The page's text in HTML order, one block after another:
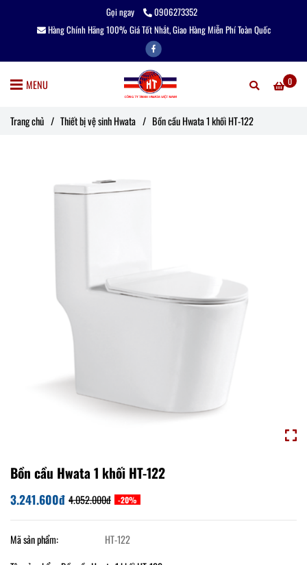
Gọi ngay
0906273352
Hàng Chính Hãng 100% Giá Tốt Nhắt, Giao Hàng Miễn Phí Toàn Quốc
0
MENU
Trang chủ / Thiết bị vệ sinh Hwata / Bồn cầu Hwata 1 khối HT-122
Bồn cầu Hwata 1 khối HT-122
3.241.600đ 4.052.000đ -20%
Mã sản phẩm:
HT-122